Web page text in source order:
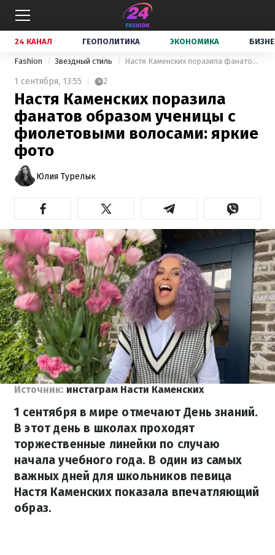
24 КАНАЛ ГЕОПОЛИТИКА ЭКОНОМИКА
Fashion Звездный стиль Настя Каменских поразила фанатов образом ученицы с фиолетовыми волосами: яркие фото
1 сентября, 13:55 2
Настя Каменских поразила
фанатов образом ученицы с
фиолетовыми волосами: яркие
фото
Юлия Турелык
Источник: инстаграм Насти Каменских
1 сентября в мире отмечают День знаний.
В этот день в школах проходят
торжественные линейки по случаю
начала учебного года. В один из самых
важных дней для школьников певица
Настя Каменских показала впечатляющий
образ.